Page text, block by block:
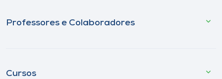
Professores e Colaboradores
Cursos